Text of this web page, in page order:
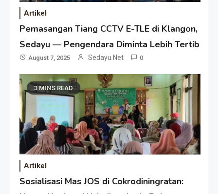
Artikel
Pemasangan Tiang CCTV E-TLE di Klangon,
Sedayu — Pengendara Diminta Lebih Tertib
August 7, 2025 Sedayu Net 0
3 MINS READ
Artikel
Sosialisasi Mas JOS di Cokrodiningratan: